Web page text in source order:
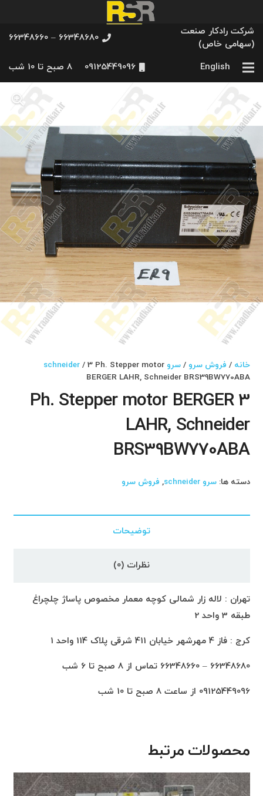
شرکت رادکار صنعت
(سهامی خاص)
66348680 – 66348660
English
09125449096 8 صبح تا 10 شب
خانه / فروش سرو /سرو schneider/ 3 Ph. Stepper motor
BERGER LAHR, Schneider BRS39BW770ABA
3 Ph. Stepper motor BERGER
LAHR, Schneider
BRS39BW770ABA
دسته ها:سرو schneider , فروش سرو
توضیحات
نظرات (0)
تهران : لاله زار شمالی کوچه معمار مخصوص پاساژ چلچراغ
طبقه 3 واحد 2
کرج : فاز 4 مهرشهر خیابان 411 شرقی پلاک 114 واحد 1
66348680 – 66348660 تماس از 8 صبح تا 6 شب
09125449096 از ساعت 8 صبح تا 10 شب
محصولات مرتبط